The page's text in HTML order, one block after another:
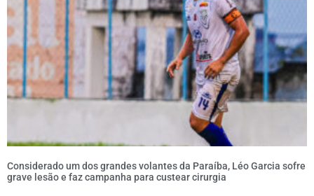
Considerado um dos grandes volantes da Paraíba, Léo Garcia sofre
grave lesão e faz campanha para custear cirurgia